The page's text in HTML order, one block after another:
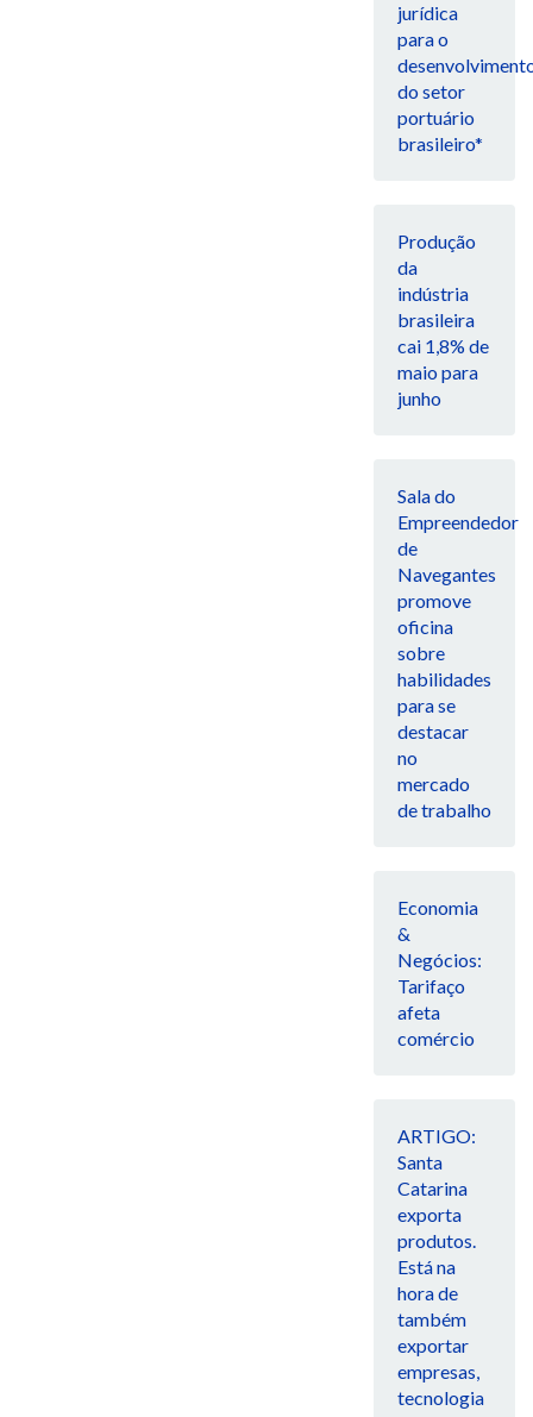
jurídica
para o
do setor
portuário
brasileiro*
Produção
da
indústria
brasileira
cai 1,8% de
maio para
junho
Sala do
Empreendedor
de
Navegantes
promove
oficina
sobre
habilidades
para se
destacar
no
mercado
de trabalho
Economia
&
Negócios:
Tarifaço
afeta
comércio
ARTIGO:
Santa
Catarina
exporta
produtos.
Está na
hora de
também
exportar
empresas,
tecnologia